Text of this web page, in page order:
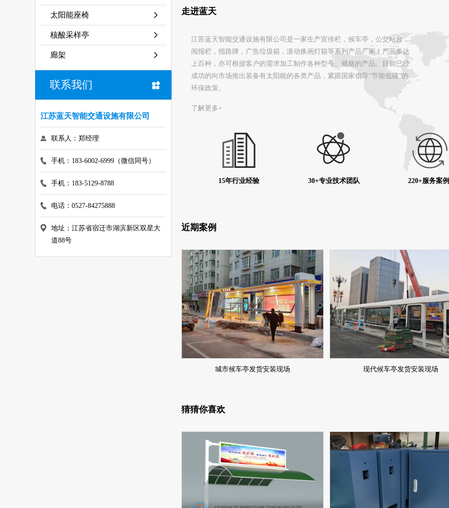
太阳能座椅
核酸采样亭
廊架
联系我们
江苏蓝天智能交通设施有限公司
联系人：郑经理
手机：183-6002-6999（微信同号）
手机：183-5129-8788
电话：0527-84275888
地址：江苏省宿迁市湖滨新区双星大
道88号
走进蓝天
江苏蓝天智能交通设施有限公司是一家生产宣传栏，候车亭，公交站台，
阅报栏，指路牌，广告垃圾箱，滚动换画灯箱等系列产品厂家！产品多达
上百种，亦可根据客户的需求加工制作各种型号、规格的产品。目前已经
成功的向市场推出装备有太阳能的各类产品，紧跟国家倡导“节能低碳”的
环保政策。
了解更多+
15年行业经验 30+专业技术团队 220+服务案例
近期案例
城市候车亭发货安装现场 现代候车亭发货安装现场
猜猜你喜欢